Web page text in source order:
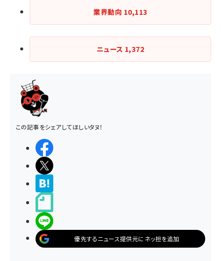
業界動向 10,113
ニュース 1,372
この記事をシェアしてほしいタヌ！
優先するニュース提供元にネッ担を追加